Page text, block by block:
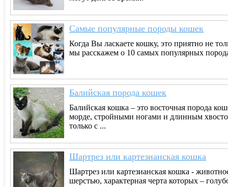
Самые популярные породы кошек
Когда Вы ласкаете кошку, это приятно не
мы расскажем о 10 самых популярных
Балийская порода кошек
Балийская кошка – это восточная порода
морде, стройными ногами и длинным
только с ...
Шартрез или картезианская кошка
Шартрез или картезианская кошка -
шерстью, характерная черта которых –